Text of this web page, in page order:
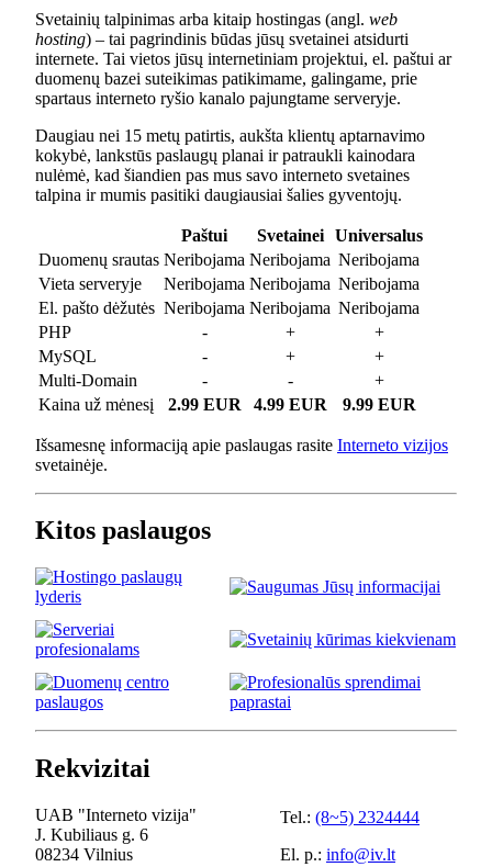
Svetainių talpinimas arba kitaip hostingas (angl. web
hosting) – tai pagrindinis būdas jūsų svetainei atsidurti
internete. Tai vietos jūsų internetiniam projektui, el. paštui ar
duomenų bazei suteikimas patikimame, galingame, prie
spartaus interneto ryšio kanalo pajungtame serveryje.
Daugiau nei 15 metų patirtis, aukšta klientų aptarnavimo
kokybė, lankstūs paslaugų planai ir patraukli kainodara
nulėmė, kad šiandien pas mus savo interneto svetaines
talpina ir mumis pasitiki daugiausiai šalies gyventojų.
Paštui Svetainei
Universalus
Duomenų srautas Neribojama Neribojama Neribojama
Vieta serveryje
Neribojama Neribojama Neribojama
El. pašto dėžutės Neribojama Neribojama Neribojama
PHP
- +
+
MySQL
- +
+
Multi-Domain
- -
+
Kaina už mėnesį
2.99 EUR 4.99 EUR 9.99 EUR
Išsamesnę informaciją apie paslaugas rasite Interneto vizijos
svetainėje.
Kitos paslaugos
Rekvizitai
UAB "Interneto vizija"
J. Kubiliaus g. 6
08234 Vilnius
Tel.: (8~5) 2324444
El. p.: info@iv.lt